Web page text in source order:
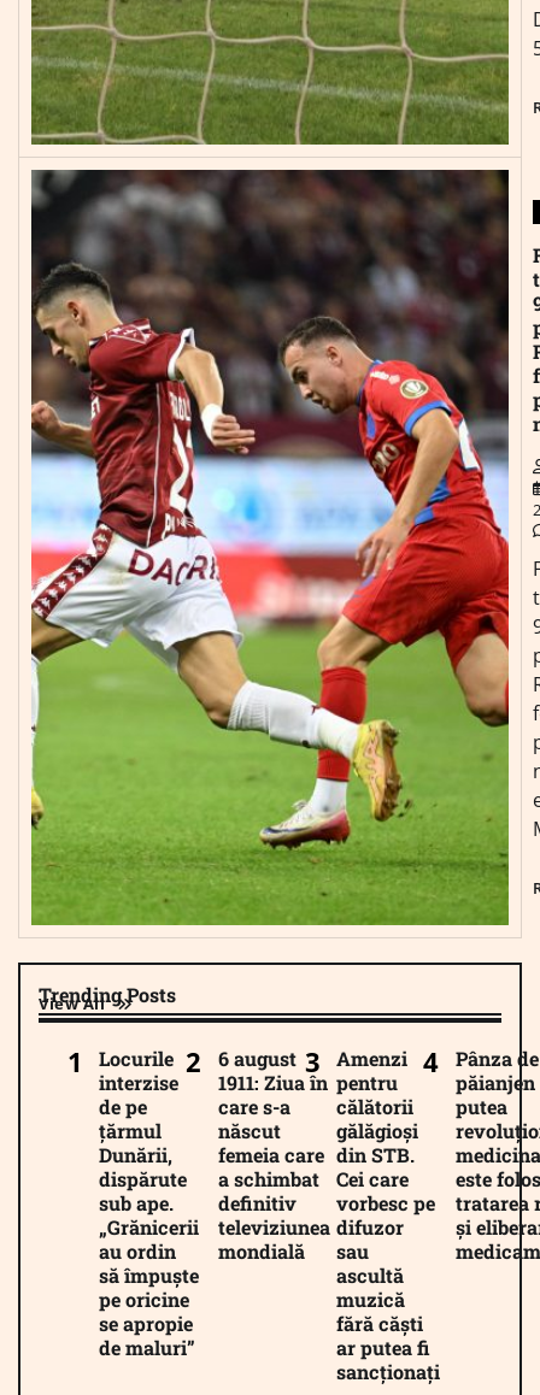
Trending Posts
View All
Locurile
interzise
de pe
țărmul
Dunării,
dispărute
sub ape.
„Grănicerii
au ordin
să împuște
pe oricine
se apropie
de maluri”
6 august
1911: Ziua în
care s-a
născut
femeia care
a schimbat
definitiv
televiziunea
mondială
Amenzi
pentru
călătorii
gălăgioși
din STB.
Cei care
vorbesc pe
difuzor
sau
ascultă
muzică
fără căști
ar putea fi
sancționați
Pânza de
păianjen
putea
este
tratarea
și